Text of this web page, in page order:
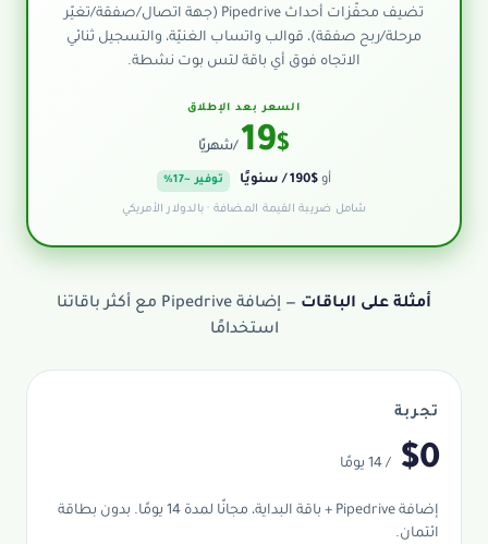
تضيف محفّزات أحداث Pipedrive (جهة اتصال/صفقة/تغيّر
مرحلة/ربح صفقة)، قوالب واتساب الغنيّة، والتسجيل ثنائي
الاتجاه فوق أي باقة لتس بوت نشطة.
السعر بعد الإطلاق
$
19 / شهريًا
أو $190 / سنويًا توفير ~17%
شامل ضريبة القيمة المضافة · بالدولار الأمريكي
أمثلة على الباقات
— إضافة Pipedrive مع أكثر باقاتنا
استخدامًا
تجربة
$0 / 14 يومًا
إضافة Pipedrive + باقة البداية، مجانًا لمدة 14 يومًا. بدون بطاقة
ائتمان.